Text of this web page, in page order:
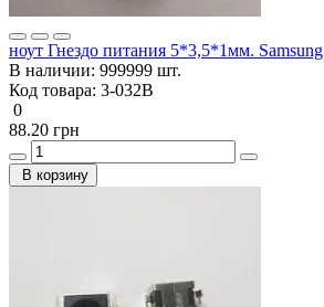
ноут Гнездо питания 5*3,5*1мм. Samsung
В наличии: 999999 шт.
Код товара: 3-032B
0
88.20 грн
В корзину